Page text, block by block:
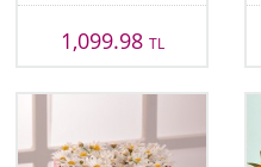
1,099.98 TL